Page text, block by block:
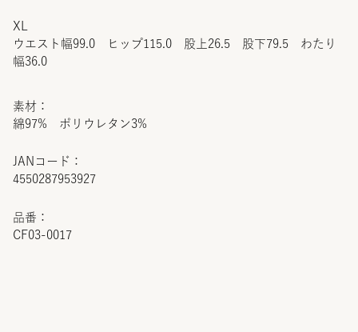
JANコード：
4550287953927
品番：
CF03-0017
XL
ウエスト幅99.0 ヒップ115.0 股上26.5 股下79.5 わたり
幅36.0
素材：
綿97% ポリウレタン3%